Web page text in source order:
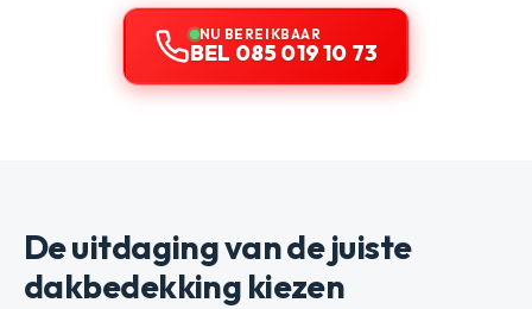
NU BEREIKBAAR
BEL 085 019 10 73
De uitdaging van de juiste
dakbedekking kiezen